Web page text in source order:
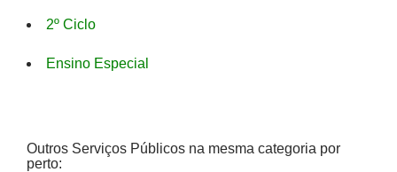
2º Ciclo
Ensino Especial
Outros Serviços Públicos na mesma categoria por
perto: